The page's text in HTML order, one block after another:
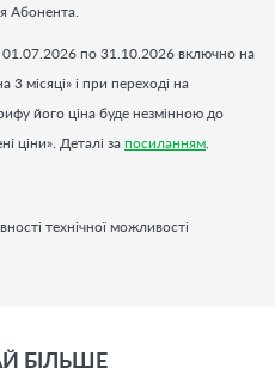
Абонента.
01.07.2026 по 31.10.2026 включно на
місяці» і при переході на
його ціна буде незмінною до
ціни». Деталі за посиланням
технічної можливості
БІЛЬШЕ